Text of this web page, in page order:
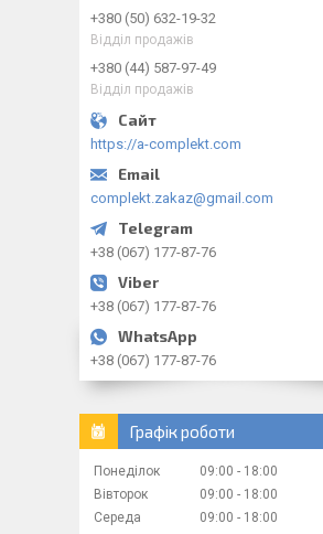
+380 (50) 632-19-32
Відділ продажів
+380 (44) 587-97-49
Відділ продажів
https://a-complekt.com
complekt.zakaz@gmail.com
+38 (067) 177-87-76
+38 (067) 177-87-76
+38 (067) 177-87-76
Графік роботи
Понеділок 09:00
18:00
Вівторок
09:00
18:00
Середа
09:00
18:00